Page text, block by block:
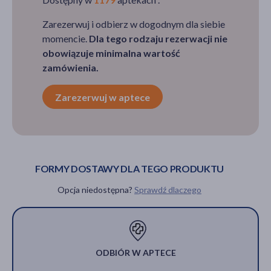
Zarezerwuj i odbierz w dogodnym dla siebie
momencie. Dla tego rodzaju rezerwacji nie
obowiązuje minimalna wartość
zamówienia.
Zarezerwuj w aptece
FORMY DOSTAWY DLA TEGO PRODUKTU
Opcja niedostępna? Sprawdź dlaczego
ODBIÓR W APTECE